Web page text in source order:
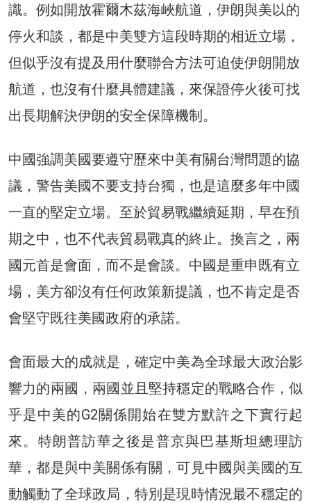
識。例如開放霍爾木茲海峽航道，伊朗與美以的
停火和談，都是中美雙方這段時期的相近立場，
但似乎沒有提及用什麼聯合方法可迫使伊朗開放
航道，也沒有什麼具體建議，來保證停火後可找
出長期解決伊朗的安全保障機制。
中國強調美國要遵守歷來中美有關台灣問題的協
議，警告美國不要支持台獨，也是這麼多年中國
一直的堅定立場。至於貿易戰繼續延期，早在預
期之中，也不代表貿易戰真的終止。換言之，兩
國元首是會面，而不是會談。中國是重申既有立
場，美方卻沒有任何政策新提議，也不肯定是否
會堅守既往美國政府的承諾。
會面最大的成就是，確定中美為全球最大政治影
響力的兩國，兩國並且堅持穩定的戰略合作，似
乎是中美的G2關係開始在雙方默許之下實行起
來。特朗普訪華之後是普京與巴基斯坦總理訪
華，都是與中美關係有關，可見中國與美國的互
動觸動了全球政局，特別是現時情況最不穩定的